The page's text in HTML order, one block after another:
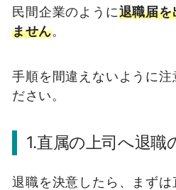
民間企業のように退職届
ません。
手順を間違えないように注
ださい。
1.直属の上司へ退職
退職を決意したら、まず